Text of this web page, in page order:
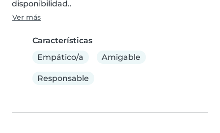
disponibilidad..
Ver más
Características
Empático/a
Amigable
Responsable